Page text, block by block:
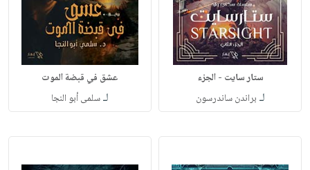
ستار سايت - الجزء
لـ براندن ساندرسون
عشق في قبضة الموت
لـسلمى أبو النجا